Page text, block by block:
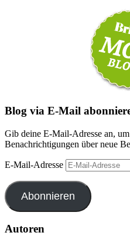
Blog via E-Mail
Gib deine E-Mail-Adresse an,
Benachrichtigungen über neue
E-Mail-Adresse
Abonnieren
Autoren